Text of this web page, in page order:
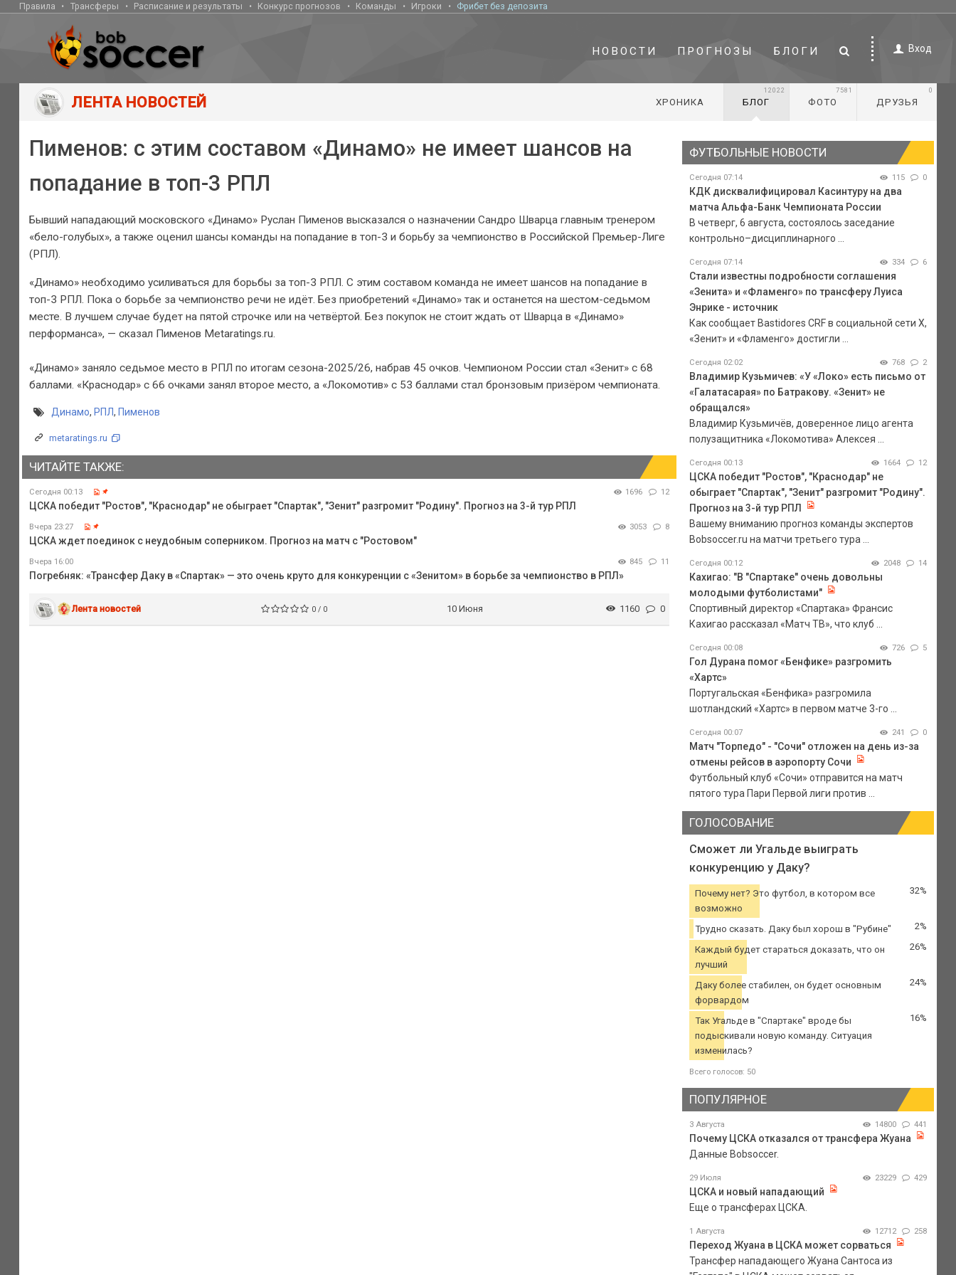
Правила Трансферы Расписание и результаты Конкурс прогнозов Команды Игроки Фрибет без депозита
НОВОСТИ ПРОГНОЗЫ БЛОГИ Вход
ЛЕНТА НОВОСТЕЙ ХРОНИКА БЛОГ
12022
ФОТО
7581
ДРУЗЬЯ
0
Пименов: с этим составом «Динамо» не имеет шансов на
попадание в топ-3 РПЛ
Бывший нападающий московского «Динамо» Руслан Пименов высказался о назначении Сандро Шварца главным тренером
«бело-голубых», а также оценил шансы команды на попадание в топ-3 и борьбу за чемпионство в Российской Премьер-Лиге
(РПЛ).
«Динамо» необходимо усиливаться для борьбы за топ-3 РПЛ. С этим составом команда не имеет шансов на попадание в
топ-3 РПЛ. Пока о борьбе за чемпионство речи не идёт. Без приобретений «Динамо» так и останется на шестом-седьмом
месте. В лучшем случае будет на пятой строчке или на четвёртой. Без покупок не стоит ждать от Шварца в «Динамо»
перформанса», — сказал Пименов Metaratings.ru.
«Динамо» заняло седьмое место в РПЛ по итогам сезона-2025/26, набрав 45 очков. Чемпионом России стал «Зенит» с 68
баллами. «Краснодар» с 66 очками занял второе место, а «Локомотив» с 53 баллами стал бронзовым призёром чемпионата.
Динамо, РПЛ, Пименов
metaratings.ru
ЧИТАЙТЕ ТАКЖЕ:
Сегодня 00:13 1696 12
ЦСКА победит "Ростов", "Краснодар" не обыграет "Спартак", "Зенит" разгромит "Родину". Прогноз на 3-й тур РПЛ
Вчера 23:27 3053 8
ЦСКА ждет поединок с неудобным соперником. Прогноз на матч с "Ростовом"
Вчера 16:00 845 11
Погребняк: «Трансфер Даку в «Спартак» — это очень круто для конкуренции с «Зенитом» в борьбе за чемпионство в РПЛ»
Лента новостей 0 / 0 10 Июня 1160 0
ФУТБОЛЬНЫЕ НОВОСТИ
Сегодня 07:14 115 0
КДК дисквалифицировал Касинтуру на два
матча Альфа-Банк Чемпионата России
В четверг, 6 августа, состоялось заседание
контрольно–дисциплинарного ...
Сегодня 07:14 334 6
Стали известны подробности соглашения
«Зенита» и «Фламенго» по трансферу Луиса
Энрике - источник
Как сообщает Bastidores CRF в социальной сети Х,
«Зенит» и «Фламенго» достигли ...
Сегодня 02:02 768 2
Владимир Кузьмичев: «У «Локо» есть письмо от
«Галатасарая» по Батракову. «Зенит» не
обращался»
Владимир Кузьмичёв, доверенное лицо агента
полузащитника «Локомотива» Алексея ...
Сегодня 00:13 1664 12
ЦСКА победит "Ростов", "Краснодар" не
обыграет "Спартак", "Зенит" разгромит "Родину".
Прогноз на 3-й тур РПЛ
Вашему вниманию прогноз команды экспертов
Bobsoccer.ru на матчи третьего тура ...
Сегодня 00:12 2048 14
Кахигао: "В "Спартаке" очень довольны
молодыми футболистами"
Спортивный директор «Спартака» Франсис
Кахигао рассказал «Матч ТВ», что клуб ...
Сегодня 00:08 726 5
Гол Дурана помог «Бенфике» разгромить
«Хартс»
Португальская «Бенфика» разгромила
шотландский «Хартс» в первом матче 3-го ...
Сегодня 00:07 241 0
Матч "Торпедо" - "Сочи" отложен на день из-за
отмены рейсов в аэропорту Сочи
Футбольный клуб «Сочи» отправится на матч
пятого тура Пари Первой лиги против ...
ГОЛОСОВАНИЕ
Сможет ли Угальде выиграть
конкуренцию у Даку?
Почему нет? Это футбол, в котором все
возможно
32%
Трудно сказать. Даку был хорош в "Рубине" 2%
Каждый будет стараться доказать, что он
лучший
26%
Даку более стабилен, он будет основным
форвардом
24%
Так Угальде в "Спартаке" вроде бы
подыскивали новую команду. Ситуация
изменилась?
16%
Всего голосов: 50
ПОПУЛЯРНОЕ
3 Августа 14800 441
Почему ЦСКА отказался от трансфера Жуана
Данные Bobsoccer.
29 Июля 23229 429
ЦСКА и новый нападающий
Еще о трансферах ЦСКА.
1 Августа 12712 258
Переход Жуана в ЦСКА может сорваться
Трансфер нападающего Жуана Сантоса из